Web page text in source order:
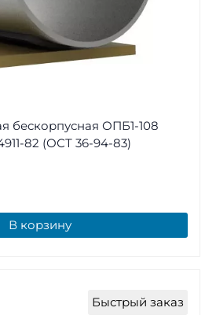
бескорпусная ОПБ1-108
82 (ОСТ 36-94-83)
В корзину
Быстрый заказ